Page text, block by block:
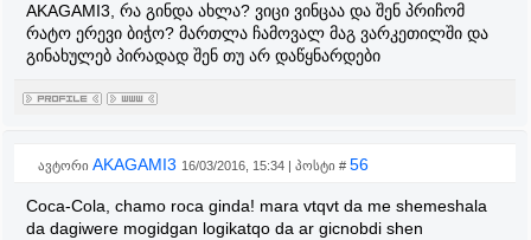
AKAGAMI3, რა გინდა ახლა? ვიცი ვინცაა და შენ პრიჩომ
რატო ერევი ბიჭო? მართლა ჩამოვალ მაგ ვარკეთილში და
გინახულებ პირადად შენ თუ არ დაწყნარდები
ავტორი AKAGAMI3 16/03/2016, 15:34 | პოსტი # 56
Coca-Cola, chamo roca ginda! mara vtqvt da me shemeshala
da dagiwere mogidgan logikatqo da ar gicnobdi shen